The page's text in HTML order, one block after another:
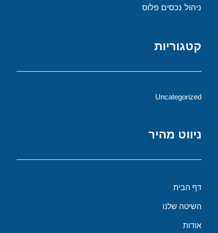
ניהול נכסים פלוס
קטגוריות
Uncategorized
ניווט מהיר
דף הבית
השיטה שלנו
אודות